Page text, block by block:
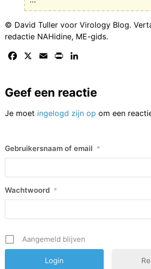
© David Tuller voor Virology Blog.
redactie NAHidine, ME-gids.
Facebook Email Print
Geef een reactie
Je moet ingelogd zijn op om een
Gebruikersnaam of email *
Wachtwoord *
Aangemeld blijven